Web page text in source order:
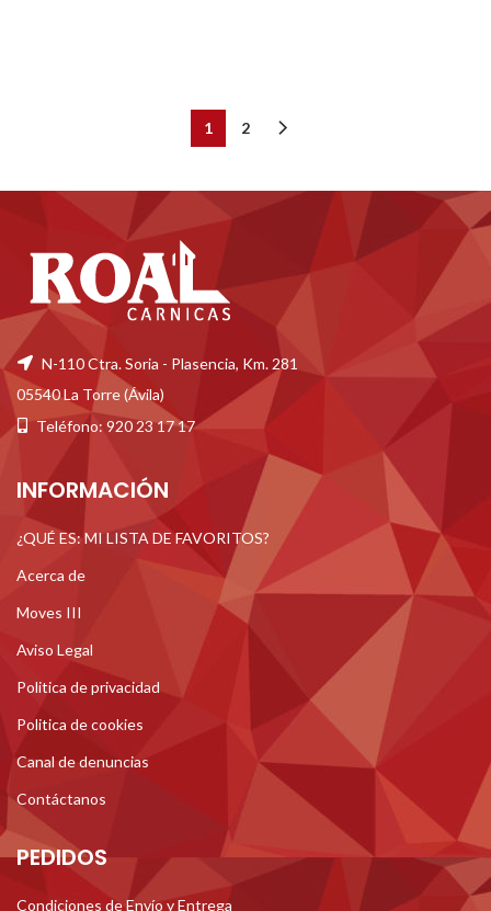
1 2
N-110 Ctra. Soria - Plasencia, Km. 281
05540 La Torre (Ávila)
Teléfono: 920 23 17 17
INFORMACIÓN
¿QUÉ ES: MI LISTA DE FAVORITOS?
Acerca de
Moves III
Aviso Legal
Politica de privacidad
Politica de cookies
Canal de denuncias
Contáctanos
PEDIDOS
Condiciones de Envío y Entrega